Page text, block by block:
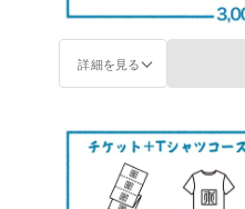
詳細を見る